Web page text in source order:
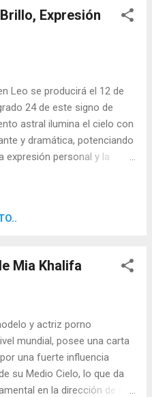
ocultos en cada ciclo
Expresión
Leo se producirá el 12 de
24 de este signo de
astral ilumina el cielo con
y dramática, potenciando
expresión personal y la
en el que las
estar a flor de piel y las
Mia Khalifa
y actriz porno
mundial, posee una carta
una fuerte influencia
su Medio Cielo, lo que da
en la dirección de su